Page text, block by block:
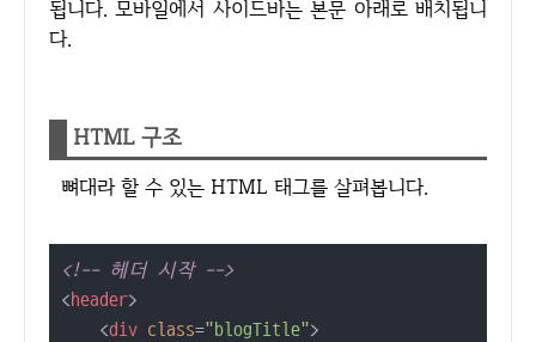
됩니다. 모바일에서 사이드바는 본문 아래로 배치됩니
다.
HTML 구조
뼈대라 할 수 있는 HTML 태그를 살펴봅니다.
<!-- 헤더 시작 -->
<header>
<div class="blogTitle">